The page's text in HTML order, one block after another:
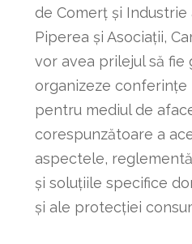
de Comerț și Industrie
Piperea și Asociații,
vor avea prilejul să fie
organizeze
pentru mediul de
corespunzătoare a
aspectele,
și soluțiile specifice
și ale protecției